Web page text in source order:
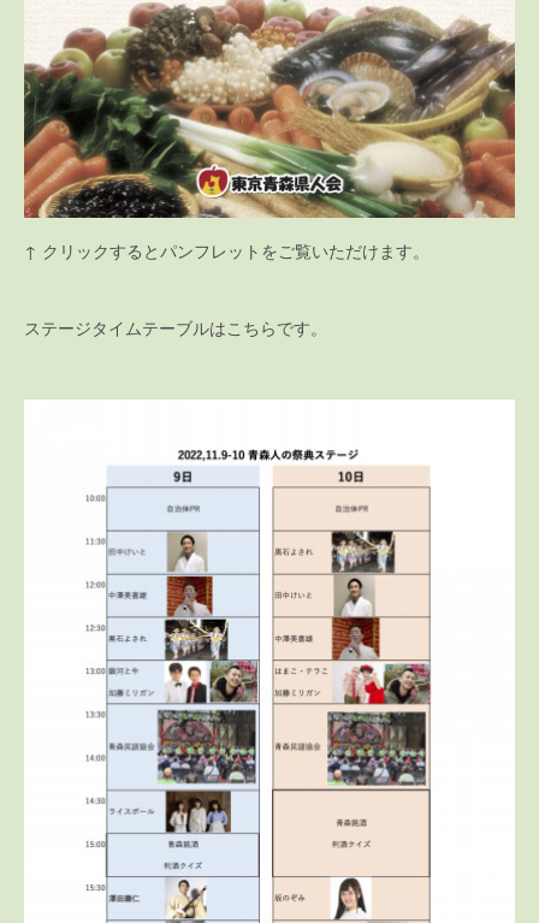
↑ クリックするとパンフレットをご覧いただけます。
ステージタイムテーブルはこちらです。